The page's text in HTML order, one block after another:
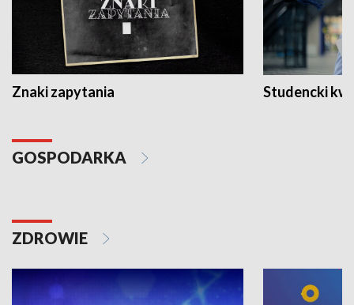
Znaki zapytania Studencki
GOSPODARKA
ZDROWIE